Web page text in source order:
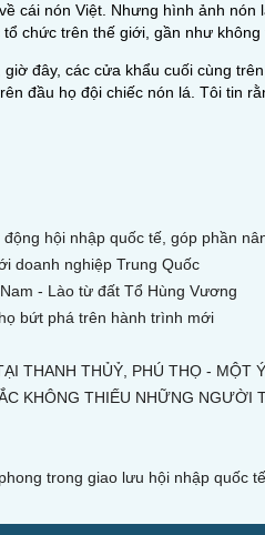
cái nón Việt. Nhưng hình ảnh
chức trên thế giới, gần như
đây, các cửa khẩu cuối cùng
đầu họ đội chiếc nón lá. Tôi tin
hội nhập quốc tế, góp phần
doanh nghiệp Trung Quốc
- Lào từ đất Tổ Hùng Vương
bứt phá trên hành trình mới
THANH THỦỶ, PHÚ THỌ -
KHÔNG THIẾU NHỮNG NGƯỜI
trong giao lưu hội nhập quốc tế